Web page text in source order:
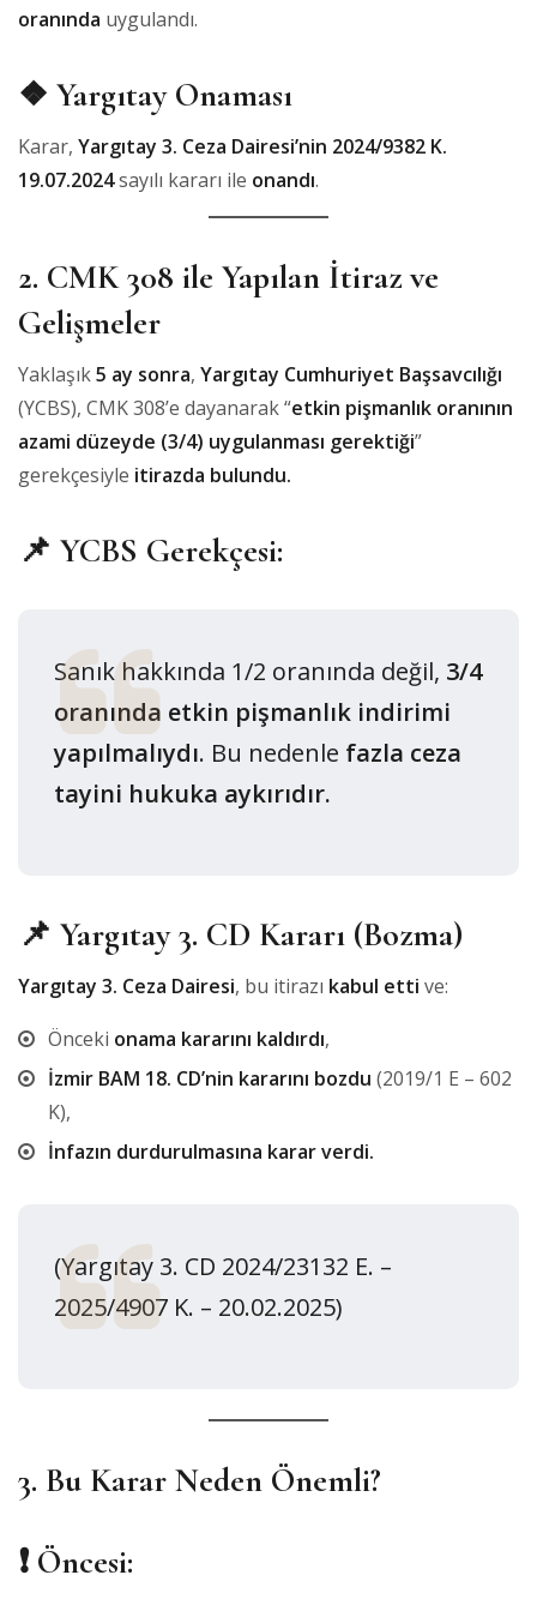
oranında uygulandı.
❖ Yargıtay Onaması
Karar, Yargıtay 3. Ceza Dairesi’nin 2024/9382 K.
19.07.2024sayılı kararı ile onandı.
2. CMK 308 ile Yapılan İtiraz ve
Gelişmeler
Yaklaşık5 ay sonra, Yargıtay Cumhuriyet Başsavcılığı
(YCBS), CMK 308’e dayanarak “etkin pişmanlık oranının
azami düzeyde (3/4) uygulanması gerektiği”
gerekçesiyle itirazda bulundu.
📌 YCBS Gerekçesi:
Sanık hakkında 1/2 oranında değil, 3/4
oranında etkin pişmanlık indirimi
yapılmalıydı. Bu nedenle fazla ceza
tayini hukuka aykırıdır.
📌 Yargıtay 3. CD Kararı (Bozma)
Yargıtay 3. Ceza Dairesi, bu itirazı kabul etti ve:
Önceki onama kararını kaldırdı,
İzmir BAM 18. CD’nin kararını bozdu (2019/1 E – 602
K),
İnfazın durdurulmasına karar verdi.
(Yargıtay 3. CD 2024/23132 E. –
2025/4907 K. – 20.02.2025)
3. Bu Karar Neden Önemli?
❗ Öncesi: